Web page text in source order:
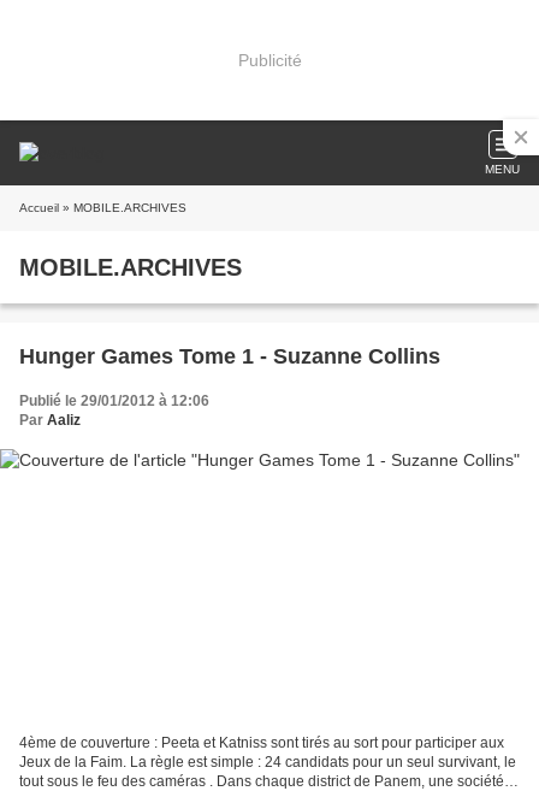
Publicité
MENU
Accueil » MOBILE.ARCHIVES
MOBILE.ARCHIVES
Hunger Games Tome 1 - Suzanne Collins
Publié le 29/01/2012 à 12:06
Par Aaliz
4ème de couverture : Peeta et Katniss sont tirés au sort pour participer aux
Jeux de la Faim. La règle est simple : 24 candidats pour un seul survivant, le
tout sous le feu des caméras . Dans chaque district de Panem, une société